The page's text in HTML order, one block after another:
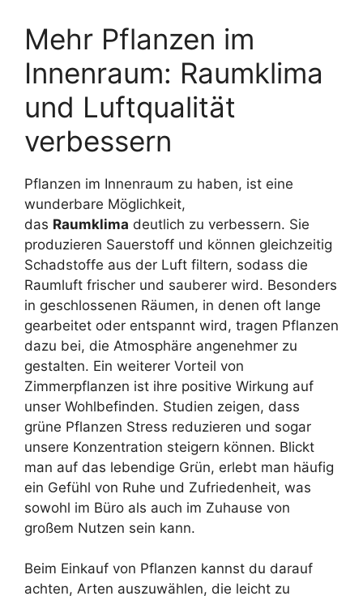
Mehr Pflanzen im
Innenraum: Raumklima
und Luftqualität
verbessern
Pflanzen im Innenraum zu haben, ist eine
wunderbare Möglichkeit,
das Raumklima deutlich zu verbessern. Sie
produzieren Sauerstoff und können gleichzeitig
Schadstoffe aus der Luft filtern, sodass die
Raumluft frischer und sauberer wird. Besonders
in geschlossenen Räumen, in denen oft lange
gearbeitet oder entspannt wird, tragen Pflanzen
dazu bei, die Atmosphäre angenehmer zu
gestalten. Ein weiterer Vorteil von
Zimmerpflanzen ist ihre positive Wirkung auf
unser Wohlbefinden. Studien zeigen, dass
grüne Pflanzen Stress reduzieren und sogar
unsere Konzentration steigern können. Blickt
man auf das lebendige Grün, erlebt man häufig
ein Gefühl von Ruhe und Zufriedenheit, was
sowohl im Büro als auch im Zuhause von
großem Nutzen sein kann.
Beim Einkauf von Pflanzen kannst du darauf
achten, Arten auszuwählen, die leicht zu